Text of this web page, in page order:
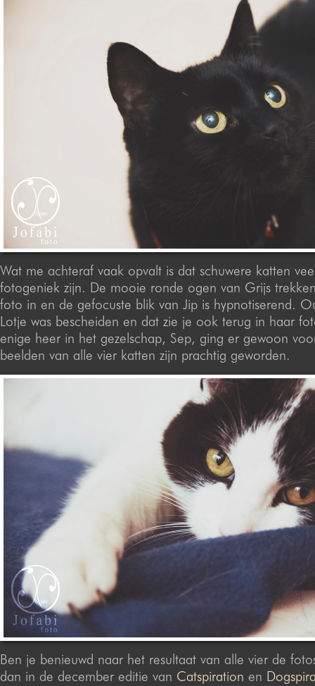
Wat me achteraf vaak opvalt is dat schuwere katten
fotogeniek zijn. De mooie ronde ogen van Grijs
foto in en de gefocuste blik van Jip is hypnotiserend.
Lotje was bescheiden en dat zie je ook terug in haar
enige heer in het gezelschap, Sep, ging er gewoon
beelden van alle vier katten zijn prachtig geworden.
Ben je benieuwd naar het resultaat van alle vier de
dan in de december editie van Catspiration en